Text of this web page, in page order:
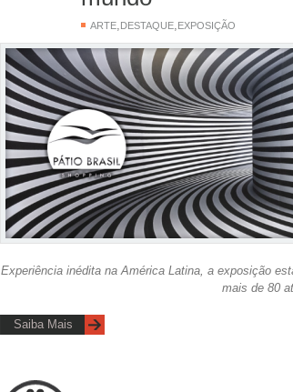
ARTE, DESTAQUE, EXPOSIÇÃO
Experiência inédita na América Latina, a exposição
mais de 80
Saiba Mais